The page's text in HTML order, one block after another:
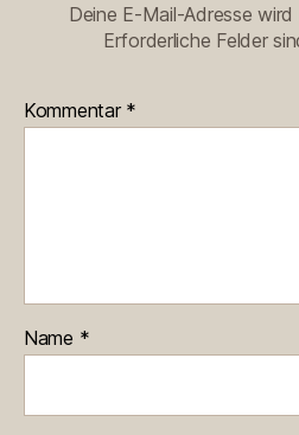
Deine E-Mail-Adresse
Erforderliche Felder
Kommentar *
Name *